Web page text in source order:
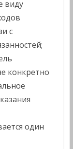
виду
с
конкретно
один